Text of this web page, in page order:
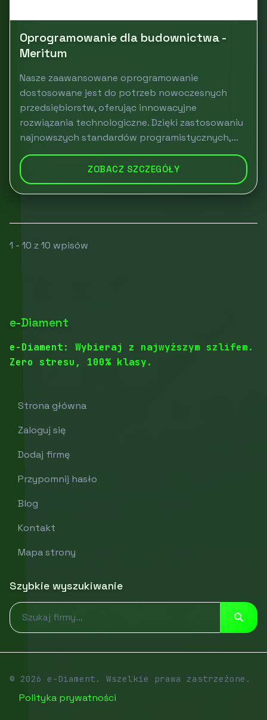
Oprogramowanie dla budownictwa -
Meritum
Nasze zaawansowane oprogramowanie
dostosowane jest do potrzeb nowoczesnych
przedsiębiorstw, oferując innowacyjne
rozwiązania technologiczne. Dzięki zastosowaniu
najnowszych standardów programistycznych,...
ZOBACZ SZCZEGÓŁY
1 - 10 z 10 wpisów
e-Diament
e-Diament: Wybieraj z najwyższym szlifem.
Zero stresu, 100% klasy.
Strona główna
Zaloguj się
Dodaj firmę
Przypomnij hasło
Blog
Kontakt
Mapa strony
Szybkie wyszukiwanie
© 2026 e-Diament. Wszelkie prawa zastrzeżone.
Polityka prywatności